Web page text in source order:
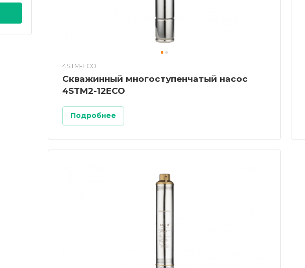
4STM-ECO
Скважинный многоступенчатый насос
4STM2-12ECO
Подробнее